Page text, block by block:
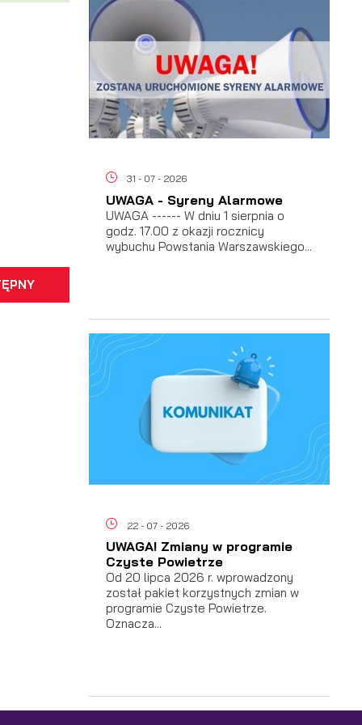
31 - 07 - 2026
UWAGA - Syreny Alarmowe
UWAGA ------ W dniu 1 sierpnia o
godz. 17.00 z okazji rocznicy
wybuchu Powstania Warszawskiego...
22 - 07 - 2026
UWAGA! Zmiany w programie
Czyste Powietrze
Od 20 lipca 2026 r. wprowadzony
został pakiet korzystnych zmian w
programie Czyste Powietrze.
Oznacza...